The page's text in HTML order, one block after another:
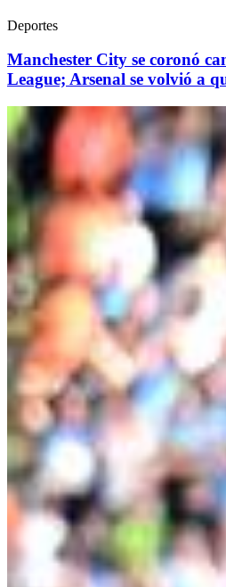
Deportes
Manchester City se coronó
League; Arsenal se volvió a